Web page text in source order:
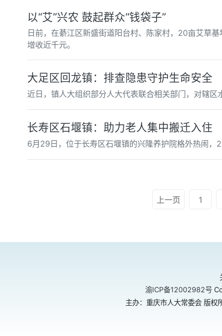
以“艾”兴农 鼓起群众“钱袋子”
日前，在綦江区新盛街道阳台村、陈家村，20亩艾草
增收近千元。
大足区回龙镇：排查隐患守护生命安全
近日，镇人大组织部分人大代表联合相关部门，对辖
长寿区石堰镇：助力老人集中搬迁入住
6月29日，位于长寿区石堰镇的兴隆养护院格外热闹，
上一页 1
渝ICP备12002982号
主办：重庆市人大常委会 版